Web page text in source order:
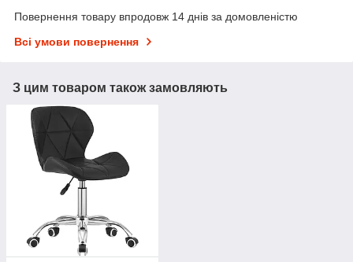
Повернення товару впродовж 14 днів за домовленістю
Всі умови повернення
З цим товаром також замовляють